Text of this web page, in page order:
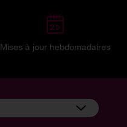
Mises à jour hebdomadaires